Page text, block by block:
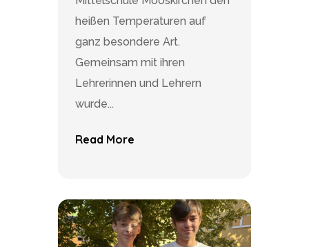
heißen Temperaturen auf
ganz besondere Art.
Gemeinsam mit ihren
Lehrerinnen und Lehrern
wurde...
Read More